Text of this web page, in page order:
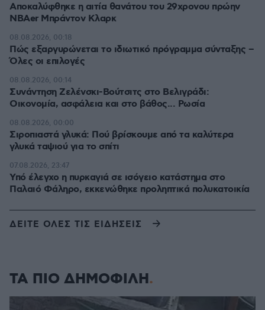
Αποκαλύφθηκε η αιτία θανάτου του 29χρονου πρώην
NBAer Μπράντον Κλαρκ
Πώς εξαργυρώνεται το ιδιωτικό πρόγραμμα σύνταξης –
Όλες οι επιλογές
08.08.2026, 00:18
Συνάντηση Ζελένσκι-Βούτσιτς στο Βελιγράδι:
Οικονομία, ασφάλεια και στο βάθος... Ρωσία
08.08.2026, 00:14
Σιροπιαστά γλυκά: Πού βρίσκουμε από τα καλύτερα
γλυκά ταψιού για το σπίτι
08.08.2026, 00:00
Υπό έλεγχο η πυρκαγιά σε ισόγειο κατάστημα στο
Παλαιό Φάληρο, εκκενώθηκε προληπτικά πολυκατοικία
07.08.2026, 23:47
ΔΕΙΤΕ ΟΛΕΣ ΤΙΣ ΕΙΔΗΣΕΙΣ
ΤΑ ΠΙΟ ΔΗΜΟΦΙΛΗ